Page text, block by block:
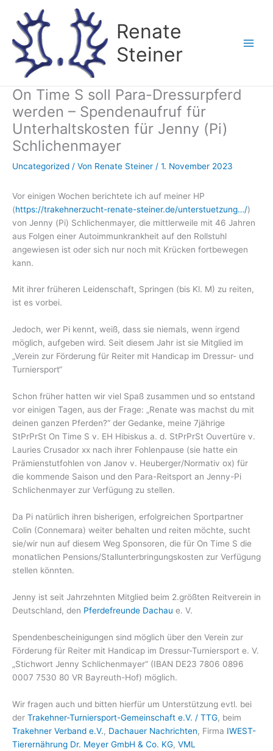
Inhalt
springen
Renate
Steiner
On Time S soll Para-Dressurpferd
werden – Spendenaufruf für
Unterhaltskosten für Jenny (Pi)
Schlichenmayer
Uncategorized / Von Renate Steiner / 1. November 2023
Vor einigen Wochen berichtete ich auf meiner HP
(https://trakehnerzucht-renate-steiner.de/unterstuetzung…/)
von Jenny (Pi) Schlichenmayer, die mittlerweile mit 46 Jahren
aus Folgen einer Autoimmunkrankheit auf den Rollstuhl
angewiesen ist oder sich nur noch mit Krücken fortbewegen
kann.
Mit ihrer früheren Leidenschaft, Springen (bis Kl. M) zu reiten,
ist es vorbei.
Jedoch, wer Pi kennt, weiß, dass sie niemals, wenn irgend
möglich, aufgeben wird. Seit diesem Jahr ist sie Mitglied im
„Verein zur Förderung für Reiter mit Handicap im Dressur- und
Turniersport“
Schon früher hatten wir viel Spaß zusammen und so entstand
vor einigen Tagen, aus der Frage: „Renate was machst du mit
deinen ganzen Pferden?“ der Gedanke, meine 7jährige
StPrPrSt On Time S v. EH Hibiskus a. d. StPrPrSt Ouvertüre v.
Lauries Crusador xx nach ihrer Fohlenpause (sie hatte ein
Prämienstutfohlen von Janov v. Heuberger/Normativ ox) für
die kommende Saison und den Para-Reitsport an Jenny-Pi
Schlichenmayer zur Verfügung zu stellen.
Da Pi natürlich ihren bisherigen, erfolgreichen Sportpartner
Colin (Connemara) weiter behalten und reiten möchte, sucht
sie/wir nun auf diesem Weg Sponsoren, die für On Time S die
monatlichen Pensions/Stallunterbringungskosten zur Verfügung
stellen könnten.
Jenny ist seit Jahrzehnten Mitglied beim 2.größten Reitverein in
Deutschland, den Pferdefreunde Dachau e. V.
Spendenbescheinigungen sind möglich über den Verein zur
Förderung für Reiter mit Handicap im Dressur-Turniersport e. V.
„Stichwort Jenny Schlichenmayer“ (IBAN DE23 7806 0896
0007 7530 80 VR Bayreuth-Hof) möglich.
Wir fragen auch und bitten hierfür um Unterstützung evtl. bei
der Trakehner-Turniersport-Gemeinschaft e.V. / TTG, beim
Trakehner Verband e.V., Dachauer Nachrichten, Firma IWEST-
Tierernährung Dr. Meyer GmbH & Co. KG, VML